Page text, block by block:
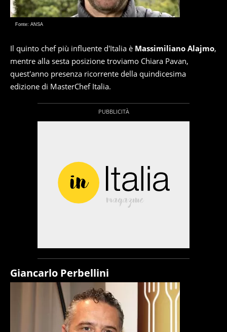
Fonte: ANSA
Il quinto chef più influente d'Italia è Massimiliano Alajmo,
mentre alla sesta posizione troviamo Chiara Pavan,
quest'anno presenza ricorrente della quindicesima
edizione di MasterChef Italia.
Giancarlo Perbellini